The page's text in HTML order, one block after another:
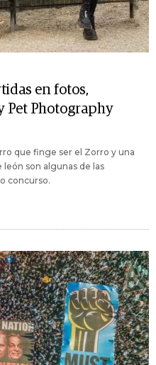
en fotos,
Pet Photography
que finge ser el Zorro y una
son algunas de las
concurso.